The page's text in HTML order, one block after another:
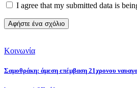
I agree that my submitted data is
Κοινωνία
Σαμοθράκη: άμεση επέμβαση 21χρονου